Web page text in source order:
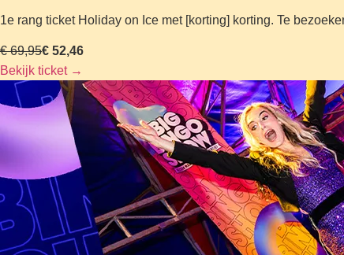
1e rang ticket Holiday on Ice met [korting] korting. Te
€ 69,95€ 52,46
Bekijk ticket →